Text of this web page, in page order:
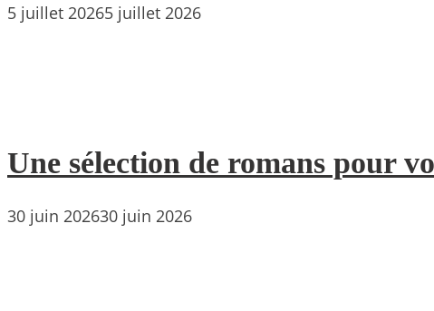
5 juillet 20265 juillet 2026
Une sélection de romans pour
30 juin 202630 juin 2026